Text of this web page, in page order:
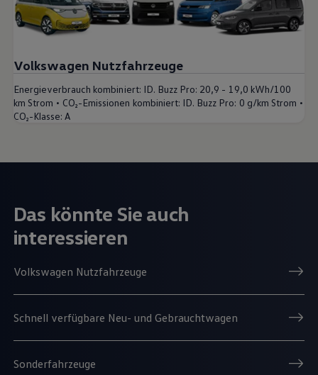
Volkswagen Nutzfahrzeuge
Energieverbrauch kombiniert: ID. Buzz Pro: 20,9 - 19,0 kWh/100
km Strom • CO₂-Emissionen kombiniert: ID. Buzz Pro: 0 g/km Strom •
CO₂-Klasse: A
Das könnte Sie auch
interessieren
Volkswagen Nutzfahrzeuge
Schnell verfügbare Neu- und Gebrauchtwagen
Sonderfahrzeuge